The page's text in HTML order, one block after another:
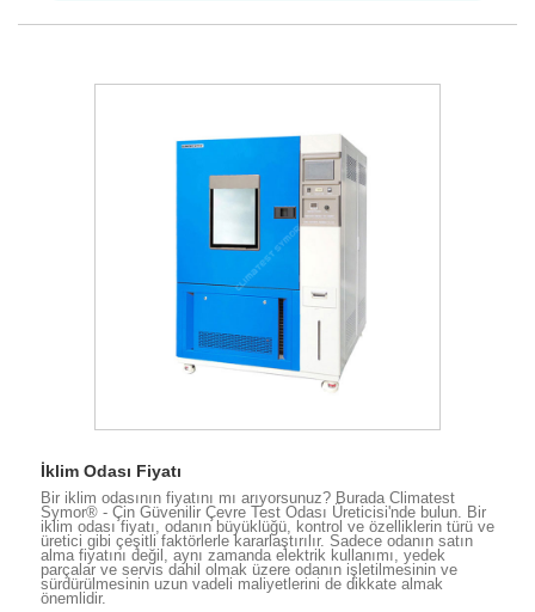
İklim Odası Fiyatı
Bir iklim odasının fiyatını mı arıyorsunuz? Burada Climatest
Symor® - Çin Güvenilir Çevre Test Odası Üreticisi'nde bulun. Bir
iklim odası fiyatı, odanın büyüklüğü, kontrol ve özelliklerin türü ve
üretici gibi çeşitli faktörlerle kararlaştırılır. Sadece odanın satın
alma fiyatını değil, aynı zamanda elektrik kullanımı, yedek
parçalar ve servis dahil olmak üzere odanın işletilmesinin ve
sürdürülmesinin uzun vadeli maliyetlerini de dikkate almak
önemlidir.